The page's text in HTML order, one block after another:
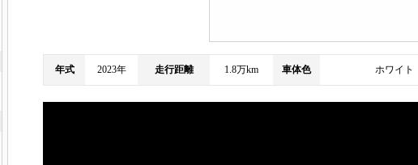
年式 2023年 走行距離 1.8万km 車体色 ホワイト